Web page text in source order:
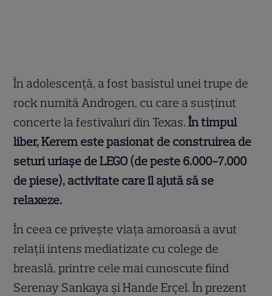
În adolescență, a fost basistul unei trupe de
rock numită Androgen, cu care a susținut
concerte la festivaluri din Texas. În timpul
liber, Kerem este pasionat de construirea de
seturi uriașe de LEGO (de peste 6.000-7.000
de piese), activitate care îl ajută să se
relaxeze.
În ceea ce privește viața amoroasă a avut
relații intens mediatizate cu colege de
breaslă, printre cele mai cunoscute fiind
Serenay Sarıkaya și Hande Erçel. În prezent